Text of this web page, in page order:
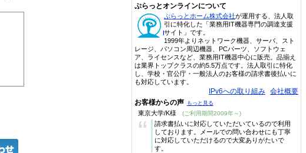
ぷらっとオンラインについて
ぷらっとホーム株式会社が運用する、法人取
引に特化した「業務用IT機器専門の調達支援
サイト」です。
1999年よりネットワーク機器、サーバ、スト
レージ、パソコン周辺機器、PCパーツ、ソフトウェ
ア、ライセンスなど、業務用IT機器中心に販売。品揃え
は業界トップクラスの約5.5万点です。法人取引に特化
し、学校・官公庁・一般法人のお客様の請求書後払いに
も対応しています。
IPv6への取り組み 会社概要
お客様からの声 もっと見る
東京大学/K様 (ご利用期間2009年～)
“
請求書払いに対応していただいているので利用
しております。メールでの問い合わせにも丁寧
に対応していただけるので大変ありがたいで
す。